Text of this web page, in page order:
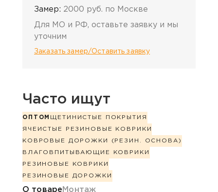
Замер: 2000 руб. по Москве
Для МО и РФ, оставьте заявку и мы
уточним
Заказать замер/Оставить заявку
Часто ищут
ОПТОМ ЩЕТИНИСТЫЕ ПОКРЫТИЯ
ЯЧЕИСТЫЕ РЕЗИНОВЫЕ КОВРИКИ
КОВРОВЫЕ ДОРОЖКИ (РЕЗИН. ОСНОВА)
ВЛАГОВПИТЫВАЮЩИЕ КОВРИКИ
РЕЗИНОВЫЕ КОВРИКИ
РЕЗИНОВЫЕ ДОРОЖКИ
О товаре Монтаж